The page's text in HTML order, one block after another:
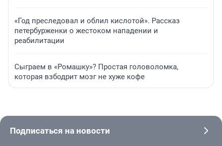
«Год преследовал и облил кислотой». Рассказ
петербурженки о жестоком нападении и
реабилитации
Сыграем в «Ромашку»? Простая головоломка,
которая взбодрит мозг не хуже кофе
Подписаться на новости